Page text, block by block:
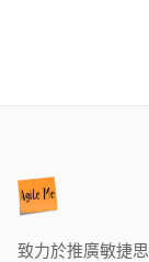
致力於推廣敏捷